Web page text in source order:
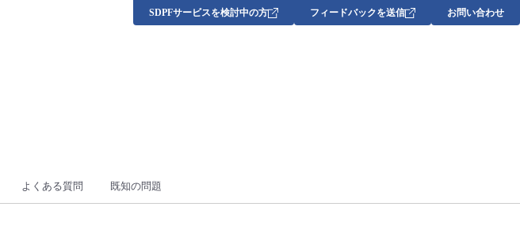
SDPFサービスを検討中の方 フィードバックを送信 お問い合わせ
よくある質問 既知の問題